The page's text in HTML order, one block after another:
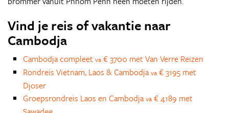
Vind je reis of vakantie naar
Cambodja
Cambodja compleet va € 3700 met Van Verre Reizen
Rondreis Vietnam, Laos & Cambodja va € 3195 met
Djoser
Groepsrondreis Laos en Cambodja va € 4189 met